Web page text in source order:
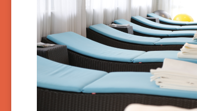
Bourbonne-les-Bains –
Etablissement Thermal